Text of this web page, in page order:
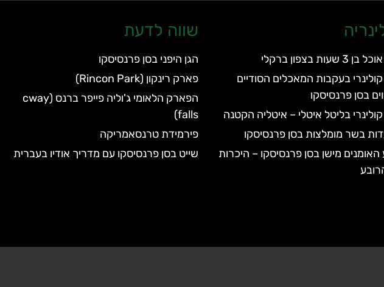
שעות בצפון ברקלי
קולינרי בעקבות המאכלים הסודיים
בסן פרנסיסקו
קולינרי בליטל איטלי – איטליה הקטנה
בשר מומלצות בסן פרנסיסקו
האומנים מישן בסן פרנסיסקו – היכרות
שווה לדעת
הגן היפני בסן פרנסיסקו
פארק רינקון (Rincon Park)
הפארק הלאומי ג'וליה פייפר ברנס (cway
falls)
פירמידת טרנסאמריקה
שייט בסן פרנסיסקו עם מדריך אודיו בעברית